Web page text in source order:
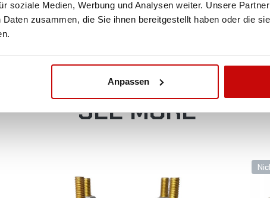
soziale Medien, Werbung und Analysen weiter. Unsere
zusammen, die Sie ihnen bereitgestellt haben oder die
Anpassen
BESTELLUNGEN IN UNSEREM SHOP WERDEN
KURIER ZUGESTELLT!
SEE MORE